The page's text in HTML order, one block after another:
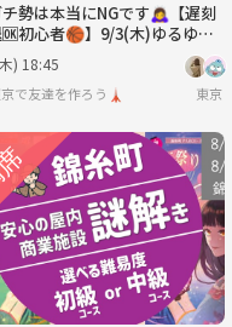
勢は本当にNGです🙇‍♀️【遅刻
初心者🏀】9/3(木)ゆるゆる
ットボール
) 18:45
で友達を作ろう🗼 東京